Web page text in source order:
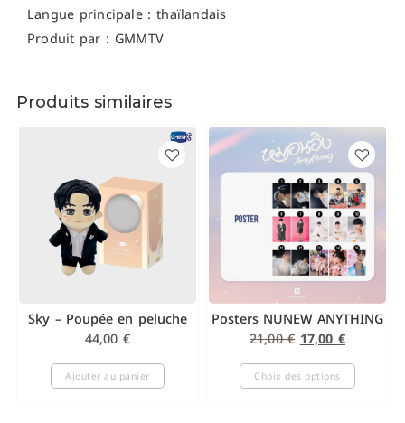
Langue principale : thaïlandais
Produit par : GMMTV
Produits similaires
Sky – Poupée en peluche
44,00 €
Ajouter au panier
Posters NUNEW ANYTHING
21,00€ 17,00 €
Choix des options